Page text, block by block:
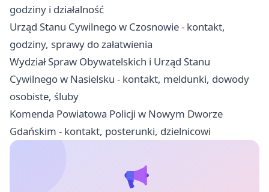
godziny i działalność
Urząd Stanu Cywilnego w Czosnowie - kontakt,
godziny, sprawy do załatwienia
Wydział Spraw Obywatelskich i Urząd Stanu
Cywilnego w Nasielsku - kontakt, meldunki, dowody
osobiste, śluby
Komenda Powiatowa Policji w Nowym Dworze
Gdańskim - kontakt, posterunki, dzielnicowi